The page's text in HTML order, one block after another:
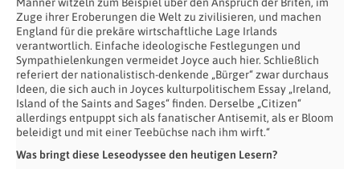
Zuge ihrer Eroberungen die Welt zu zivilisieren, und machen
England für die prekäre wirtschaftliche Lage Irlands
verantwortlich. Einfache ideologische Festlegungen und
Sympathielenkungen vermeidet Joyce auch hier. Schließlich
referiert der nationalistisch-denkende „Bürger“ zwar durchaus
Ideen, die sich auch in Joyces kulturpolitischem Essay „Ireland,
Island of the Saints and Sages“ finden. Derselbe „Citizen“
allerdings entpuppt sich als fanatischer Antisemit, als er Bloom
beleidigt und mit einer Teebüchse nach ihm wirft.“
Was bringt diese Leseodyssee den heutigen Lesern?